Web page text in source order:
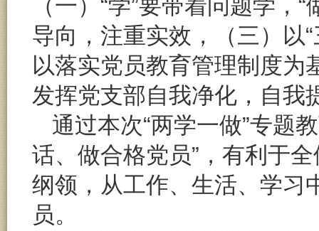
（一）“学”要带着问题学，
导向，注重实效，（三）以
以落实党员教育管理制度为
发挥党支部自我净化，自我
通过本次“两学一做”专题
话、做合格党员”，有利于
纲领，从工作、生活、学习
员。